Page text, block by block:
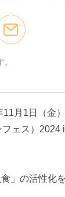
月1日（金
ェス）2024
」の活性化